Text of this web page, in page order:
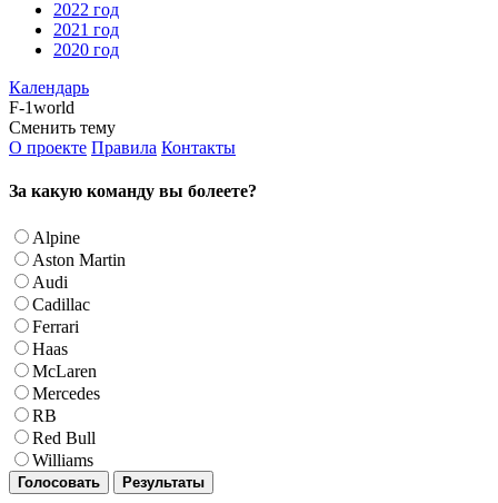
2022 год
2021 год
2020 год
Календарь
F-1world
Сменить тему
О проекте Правила Контакты
За какую команду вы болеете?
Alpine
Aston Martin
Audi
Cadillac
Ferrari
Haas
McLaren
Mercedes
RB
Red Bull
Williams
Голосовать Результаты